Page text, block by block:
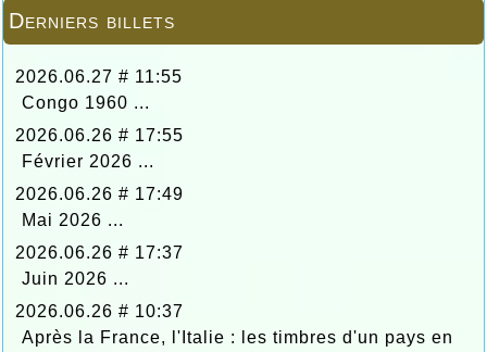
Derniers billets
2026.06.27 # 11:55
Congo 1960 ...
2026.06.26 # 17:55
Février 2026 ...
2026.06.26 # 17:49
Mai 2026 ...
2026.06.26 # 17:37
Juin 2026 ...
2026.06.26 # 10:37
Après la France, l'Italie : les timbres d'un pays en